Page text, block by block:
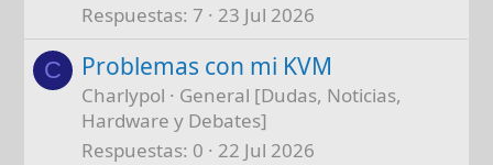
Respuestas 7 23 Jul 2026
C Problemas con mi KVM
Charlypol
General [Dudas, Noticias,
Hardware y Debates]
Respuestas 0 22 Jul 2026